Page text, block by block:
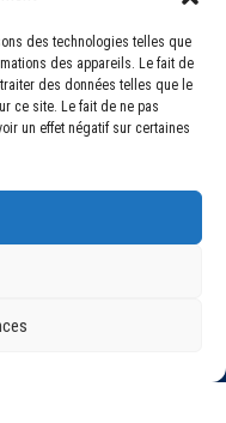
des technologies telles que
des appareils. Le fait de
des données telles que le
ce site. Le fait de ne pas
un effet négatif sur certaines
Cedex 2